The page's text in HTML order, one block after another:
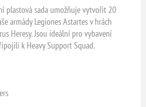
plastová sada umožňuje vytvořit 20
armády Legiones Astartes v hrách
Heresy. Jsou ideální pro vybavení
k Heavy Support Squad.